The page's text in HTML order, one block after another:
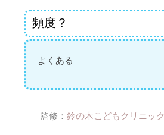
頻度？
よくある
監修： 鈴の木こどもクリニック